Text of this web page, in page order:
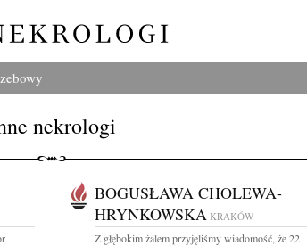
nekrologi
BOGUSŁAWA CHOLEWA-
HRYNKOWSKA KRAKÓW
Z głębokim żalem przyjęliśmy wiadomość, że 22